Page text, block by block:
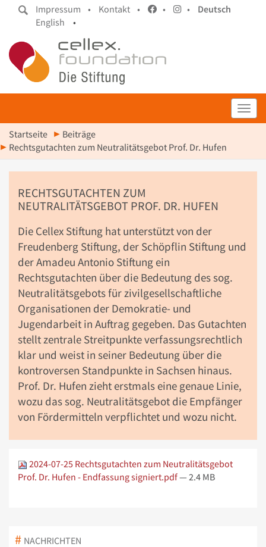
Impressum • Kontakt • • •
Deutsch
English
•
Startseite
Beiträge
Rechtsgutachten zum Neutralitätsgebot Prof. Dr. Hufen
RECHTSGUTACHTEN ZUM
NEUTRALITÄTSGEBOT PROF. DR. HUFEN
Die Cellex Stiftung hat unterstützt von der
Freudenberg Stiftung, der Schöpflin Stiftung und
der Amadeu Antonio Stiftung ein
Rechtsgutachten über die Bedeutung des sog.
Neutralitätsgebots für zivilgesellschaftliche
Organisationen der Demokratie- und
Jugendarbeit in Auftrag gegeben. Das Gutachten
stellt zentrale Streitpunkte verfassungsrechtlich
klar und weist in seiner Bedeutung über die
kontroversen Standpunkte in Sachsen hinaus.
Prof. Dr. Hufen zieht erstmals eine genaue Linie,
wozu das sog. Neutralitätsgebot die Empfänger
von Fördermitteln verpflichtet und wozu nicht.
2024-07-25 Rechtsgutachten zum Neutralitätsgebot
Prof. Dr. Hufen - Endfassung signiert.pdf— 2.4 MB
NACHRICHTEN